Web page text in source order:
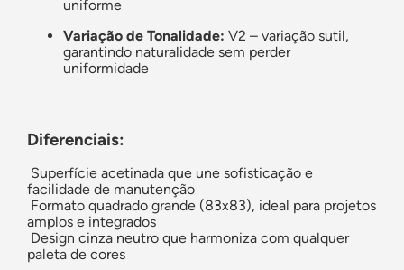
uniforme
Variação de Tonalidade: V2 – variação sutil,
garantindo naturalidade sem perder
uniformidade
Diferenciais:
Superfície acetinada que une sofisticação e
facilidade de manutenção
Formato quadrado grande (83x83), ideal para projetos
amplos e integrados
Design cinza neutro que harmoniza com qualquer
paleta de cores